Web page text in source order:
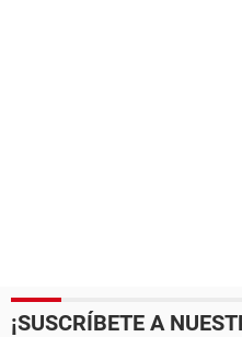
¡SUSCRÍBETE A